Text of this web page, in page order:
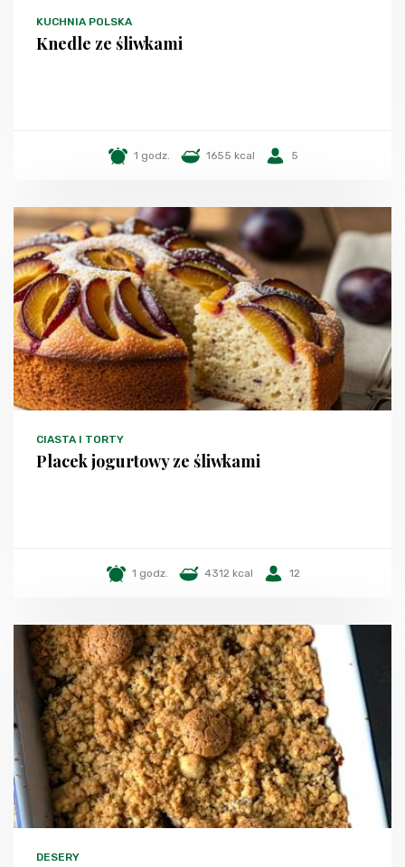
KUCHNIA POLSKA
Knedle ze śliwkami
1 godz. 1655 kcal 5
CIASTA I TORTY
Placek jogurtowy ze śliwkami
1 godz. 4312 kcal 12
DESERY